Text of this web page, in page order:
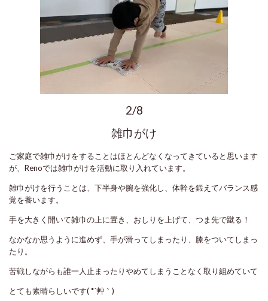
2/8
雑巾がけ
ご家庭で雑巾がけをすることはほとんどなくなってきていると思います
が、Renoでは雑巾がけを活動に取り入れています。
雑巾がけを行うことは、下半身や腕を強化し、体幹を鍛えてバランス感
覚を養います。
手を大きく開いて雑巾の上に置き、おしりを上げて、つま先で蹴る！
なかなか思うように進めず、手が滑ってしまったり、膝をついてしまっ
たり。
苦戦しながらも誰一人止まったりやめてしまうことなく取り組めていて
とても素晴らしいです( *´艸｀)